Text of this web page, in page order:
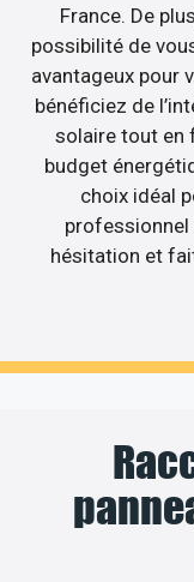
France. De
possibilité de
avantageux pour
bénéficiez de
solaire tout en
budget
choix idéal
professionnel
hésitation et